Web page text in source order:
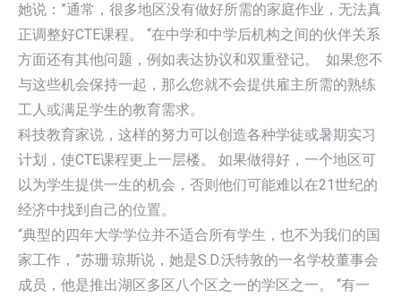
她说：”通常，很多地区没有做好所需的家庭作业，无法真
正调整好CTE课程。 “在中学和中学后机构之间的伙伴关系
方面还有其他问题，例如表达协议和双重登记。 如果您不
与这些机会保持一起，那么您就不会提供雇主所需的熟练
工人或满足学生的教育需求。
科技教育家说，这样的努力可以创造各种学徒或暑期实习
计划，使CTE课程更上一层楼。 如果做得好，一个地区可
以为学生提供一生的机会，否则他们可能难以在21世纪的
经济中找到自己的位置。
“典型的四年大学学位并不适合所有学生，也不为我们的国
家工作，”苏珊·琼斯说，她是S.D.沃特敦的一名学校董事会
成员，他是推出湖区多区八个区之一的学区之一。 “有一